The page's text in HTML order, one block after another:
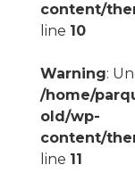
content/
line 10
Warning:
/home/
old/wp-
content/
line 11